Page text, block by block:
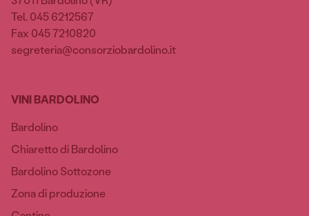
Tel. 045 6212567
Fax 045 7210820
segreteria@consorziobardolino.it
VINI BARDOLINO
Bardolino
Chiaretto di Bardolino
Bardolino Sottozone
Zona di produzione